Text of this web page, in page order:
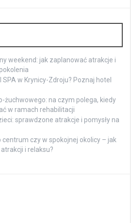
weekend: jak zaplanować atrakcje i
w Krynicy-Zdroju? Poznaj hotel
żuchwowego: na czym polega, kiedy
w ramach rehabilitacji
sprawdzone atrakcje i pomysły na
centrum czy w spokojnej okolicy – jak
i relaksu?